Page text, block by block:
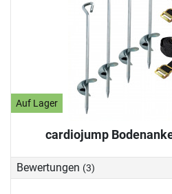
Auf Lager
cardiojump
Bewertungen (3)